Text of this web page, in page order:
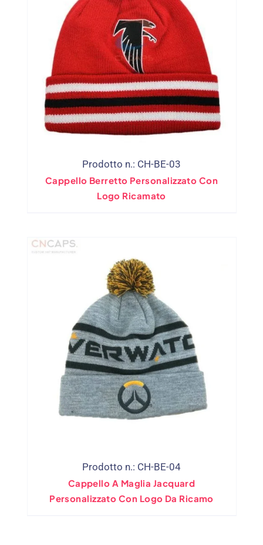
Prodotto n.: CH-BE-03
Cappello Berretto Personalizzato Con
Logo Ricamato
Prodotto n.: CH-BE-04
Cappello A Maglia Jacquard
Personalizzato Con Logo Da Ricamo